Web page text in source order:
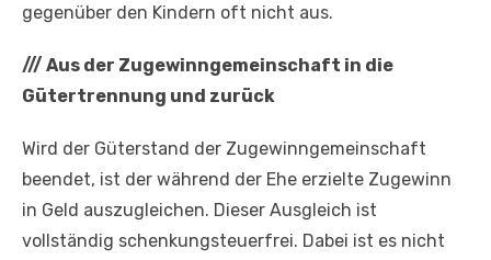
gegenüber den Kindern oft nicht aus.
/// Aus der Zugewinngemeinschaft in die
Gütertrennung und zurück
Wird der Güterstand der Zugewinngemeinschaft
beendet, ist der während der Ehe erzielte Zugewinn
in Geld auszugleichen. Dieser Ausgleich ist
vollständig schenkungsteuerfrei. Dabei ist es nicht